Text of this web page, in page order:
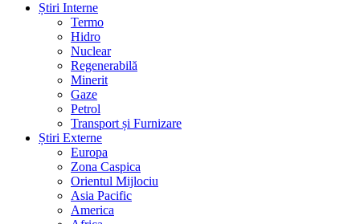
Știri Interne
Termo
Hidro
Nuclear
Regenerabilă
Minerit
Gaze
Petrol
Transport și Furnizare
Știri Externe
Europa
Zona Caspica
Orientul Mijlociu
Asia Pacific
America